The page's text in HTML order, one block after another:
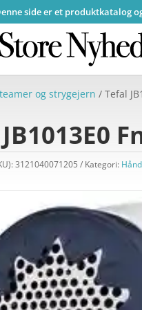
side er et produktkatalog
og strygejern / Tefal
3121040071205 Kategori: